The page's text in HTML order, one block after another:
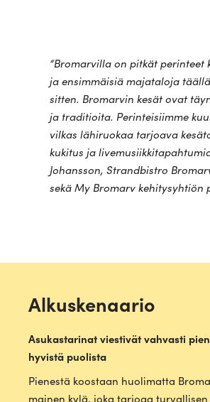
“Bro­mar­villa on pitkät perinteet
ja ensim­mäisiä maja­taloja
sitten. Bro­marvin kesät ovat
ja tra­di­tioita. Perin­tei­siimme
vilkas lähi­ruokaa tar­joava
kukitus ja
Johansson, Strand­bistro
sekä My Bromarv kehi­tys­yhtiön
Alkuskenaario
Asu­kas­ta­rinat vies­tivät vah­vasti
hyvistä puolista
Pie­nestä koostaan huo­li­matta
mainen kylä, joka tarjoaa